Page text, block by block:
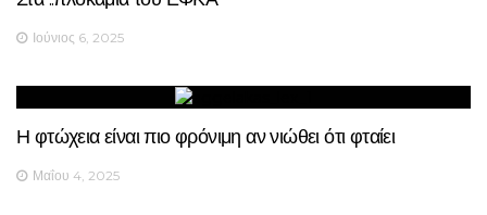
Ιούνιος 6, 2025
Η φτώχεια είναι πιο φρόνιμη αν νιώθει ότι φταίει
Μαΐου 4, 2025